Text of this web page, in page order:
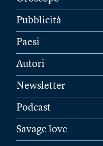
Pubblicità
Paesi
Autori
Newsletter
Podcast
Savage love